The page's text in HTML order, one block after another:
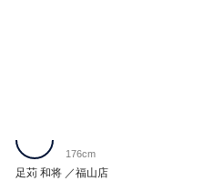
足苅 和将 福山店
176cm